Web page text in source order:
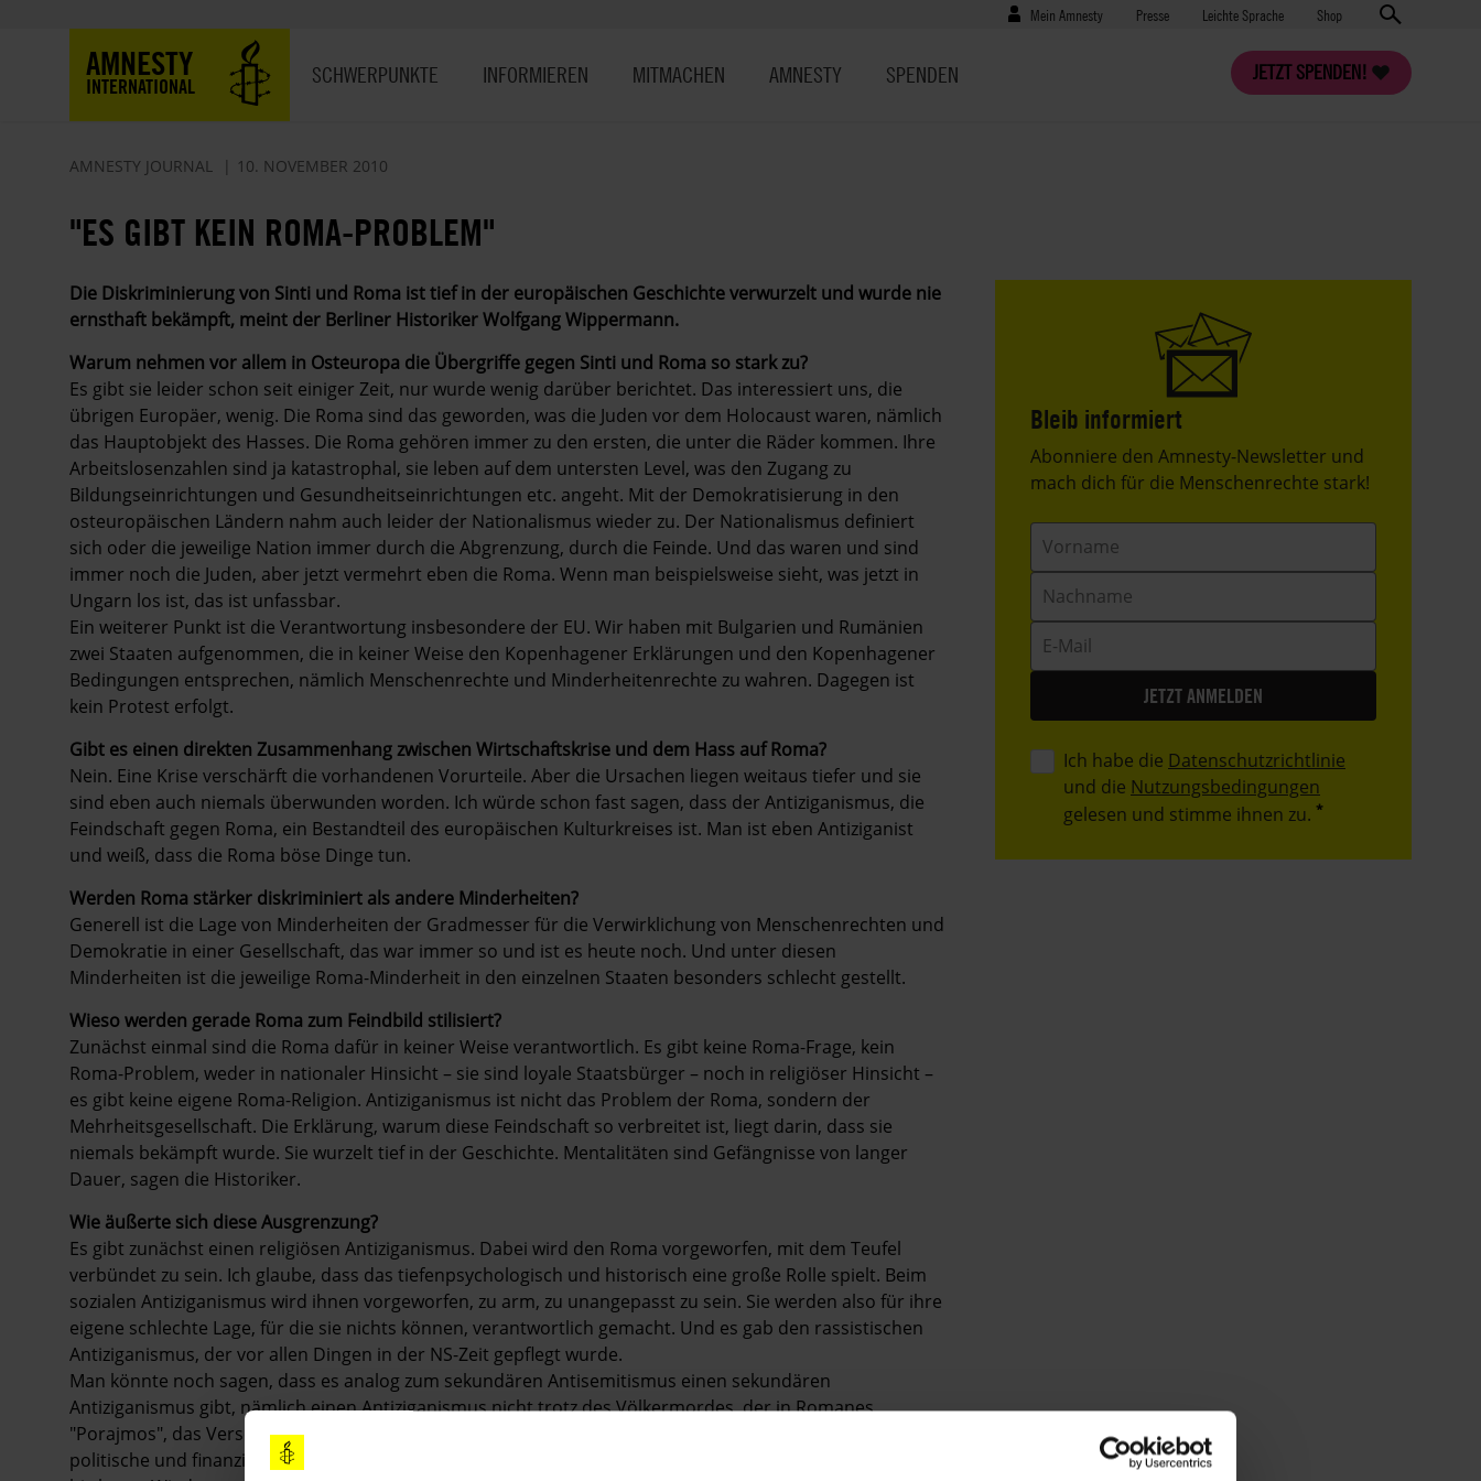
Benutzermenü
Mein Amnesty Presse
Presse Leichte Sprache Shop
AMNESTY
INTERNATIONAL
JETZT SPENDEN!
SCHWERPUNKTE INFORMIEREN MITMACHEN AMNESTY SPENDEN
AMNESTY JOURNAL 10. NOVEMBER 2010
"ES GIBT KEIN ROMA-PROBLEM"
Die Diskriminierung von Sinti und Roma ist tief in der europäischen Geschichte verwurzelt und wurde nie
ernsthaft bekämpft, meint der Berliner Historiker Wolfgang Wippermann.
Warum nehmen vor allem in Osteuropa die Übergriffe gegen Sinti und Roma so stark zu?
Es gibt sie leider schon seit einiger Zeit, nur wurde wenig darüber berichtet. Das interessiert uns, die
übrigen Europäer, wenig. Die Roma sind das geworden, was die Juden vor dem Holocaust waren, nämlich
das Hauptobjekt des Hasses. Die Roma gehören immer zu den ersten, die unter die Räder kommen. Ihre
Arbeitslosenzahlen sind ja katastrophal, sie leben auf dem untersten Level, was den Zugang zu
Bildungseinrichtungen und Gesundheitseinrichtungen etc. angeht. Mit der Demokratisierung in den
osteuropäischen Ländern nahm auch leider der Nationalismus wieder zu. Der Nationalismus definiert
sich oder die jeweilige Nation immer durch die Abgrenzung, durch die Feinde. Und das waren und sind
immer noch die Juden, aber jetzt vermehrt eben die Roma. Wenn man beispielsweise sieht, was jetzt in
Ungarn los ist, das ist unfassbar.
Ein weiterer Punkt ist die Verantwortung insbesondere der EU. Wir haben mit Bulgarien und Rumänien
zwei Staaten aufgenommen, die in keiner Weise den Kopenhagener Erklärungen und den Kopenhagener
Bedingungen entsprechen, nämlich Menschenrechte und Minderheitenrechte zu wahren. Dagegen ist
kein Protest erfolgt.
Gibt es einen direkten Zusammenhang zwischen Wirtschaftskrise und dem Hass auf Roma?
Nein. Eine Krise verschärft die vorhandenen Vorurteile. Aber die Ursachen liegen weitaus tiefer und sie
sind eben auch niemals überwunden worden. Ich würde schon fast sagen, dass der Antiziganismus, die
Feindschaft gegen Roma, ein Bestandteil des ­europäischen Kulturkreises ist. Man ist eben Antiziganist
und weiß, dass die Roma böse Dinge tun.
Werden Roma stärker diskriminiert als andere Minderheiten?
Generell ist die Lage von Minderheiten der Gradmesser für die Verwirklichung von Menschenrechten und
Demokratie in einer Gesellschaft, das war immer so und ist es heute noch. Und unter diesen
Minderheiten ist die jeweilige Roma-Minderheit in den einzelnen Staaten besonders schlecht gestellt.
Wieso werden gerade Roma zum Feindbild stilisiert?
Zunächst einmal sind die Roma dafür in keiner Weise verantwortlich. Es gibt keine Roma-Frage, kein
Roma-Problem, weder in nationaler Hinsicht – sie sind loyale Staatsbürger – noch in ­religiöser Hinsicht –
es gibt keine eigene Roma-Religion. Anti­ziganismus ist nicht das Problem der Roma, sondern der
Mehrheitsgesellschaft. Die Erklärung, warum diese Feindschaft so verbreitet ist, liegt darin, dass sie
niemals bekämpft wurde. Sie wurzelt tief in der Geschichte. Mentalitäten sind Gefängnisse von langer
Dauer, sagen die Historiker.
Wie äußerte sich diese Ausgrenzung?
Es gibt zunächst einen religiösen Antiziganismus. Dabei wird den Roma vorgeworfen, mit dem Teufel
verbündet zu sein. Ich glaube, dass das tiefenpsychologisch und historisch eine große Rolle spielt. Beim
sozialen Antiziganismus wird ihnen vorgeworfen, zu arm, zu unangepasst zu sein. Sie werden also für ihre
eigene schlechte Lage, für die sie nichts können, verantwortlich gemacht. Und es gab den rassistischen
Antiziganismus, der vor allen Dingen in der NS-Zeit gepflegt wurde.
Man könnte noch sagen, dass es analog zum sekundären Antisemitismus einen sekundären
Antiziganismus gibt, nämlich einen Antiziganismus nicht trotz des Völkermordes, der in Romanes
"Porajmos", das Verschlungene, heißt, sondern gerade wegen ihm. Roma würden den Porajmos für
politische und finanzielle Zwecke ausnutzen, lautet der Vorwurf. Dabei hat kaum ein ausländischer Rom
Bleib informiert
Header
Text
Abonniere den Amnesty-Newsletter und
mach dich für die Menschenrechte stark!
Vorname
Nachname
E-
Mail
Ich habe die Datenschutzrichtlinie
und die Nutzungsbedingungen
gelesen und stimme ihnen zu.